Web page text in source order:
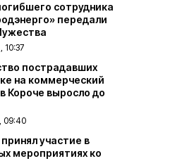
сотрудника
передали
10:37
пострадавших
на коммерческий
Короче выросло до
09:40
участие в
мероприятиях ко